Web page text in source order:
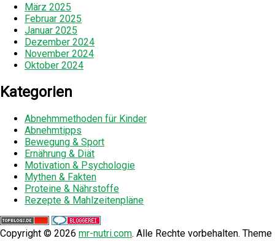
März 2025
Februar 2025
Januar 2025
Dezember 2024
November 2024
Oktober 2024
Kategorien
Abnehmmethoden für Kinder
Abnehmtipps
Bewegung & Sport
Ernährung & Diät
Motivation & Psychologie
Mythen & Fakten
Proteine & Nährstoffe
Rezepte & Mahlzeitenpläne
Copyright © 2026 mr-nutri.com. Alle Rechte vorbehalten. Theme